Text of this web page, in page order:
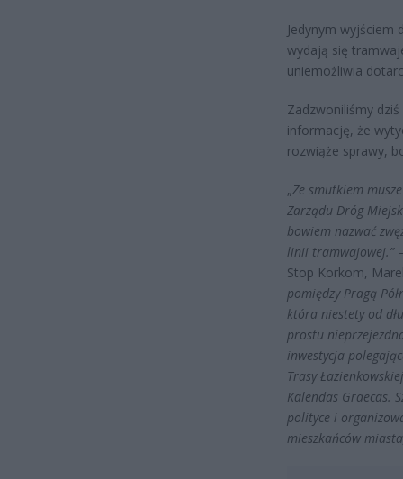
Jedynym wyjściem
wydają się
uniemożliwia
Zadzwoniliśmy
informację, że
rozwiąże sprawy,
„Ze smutkiem
Zarządu Dróg
bowiem nazwać
linii tramwajowej.”
Stop Korkom,
pomiędzy Pragą
która niestety od
prostu
inwestycja
Trasy
Kalendas Graecas.
polityce i
mieszkańców